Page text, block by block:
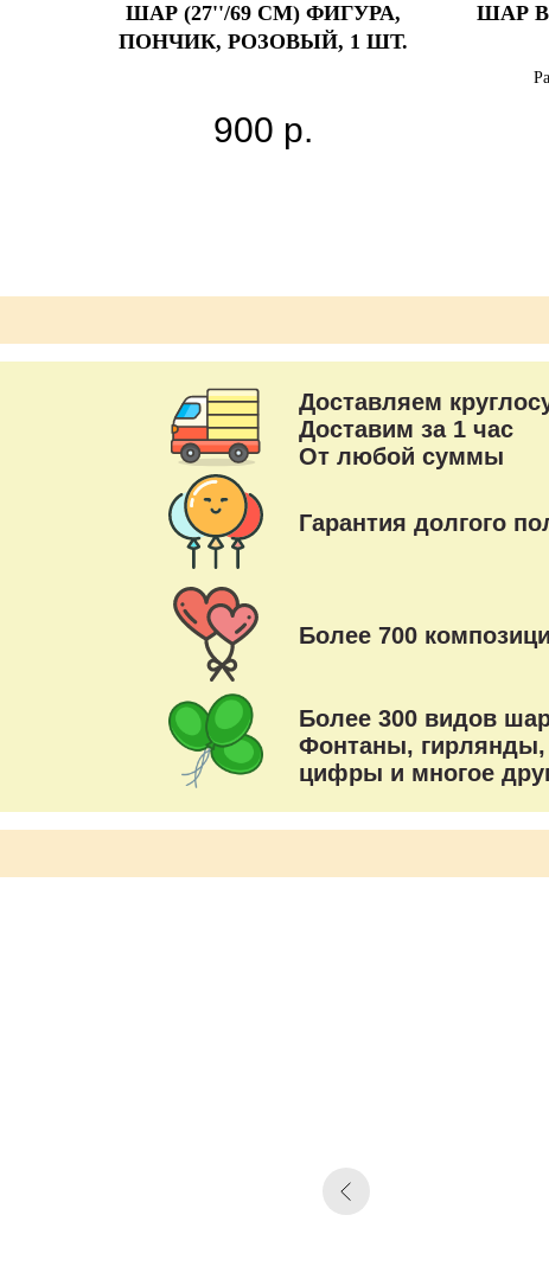
ШАР (27''/69 СМ) ФИГУРА,
ПОНЧИК, РОЗОВЫЙ, 1 ШТ.
900 р.
ШАР
Доставляем
Доставим за 1 час
От любой суммы
Гарантия долгого
Более 700
Более 300 видов
Фонтаны,
цифры и многое